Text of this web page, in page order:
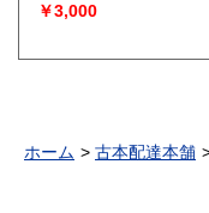
￥3,000
ホーム 古本配達本舗